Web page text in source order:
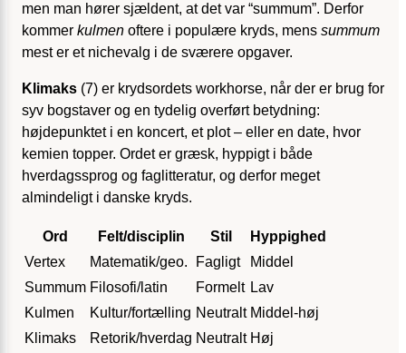
men man hører sjældent, at det var “summum”. Derfor
kommer kulmen oftere i populære kryds, mens summum
mest er et nichevalg i de sværere opgaver.
Klimaks (7) er krydsordets workhorse, når der er brug for
syv bogstaver og en tydelig overført betydning:
højdepunktet i en koncert, et plot – eller en date, hvor
kemien topper. Ordet er græsk, hyppigt i både
hverdagssprog og faglitteratur, og derfor meget
almindeligt i danske kryds.
Ord Felt/disciplin Stil
Hyppighed
Vertex
Matematik/geo. Fagligt
Middel
Summum Filosofi/latin Formelt Lav
Kulmen
Kultur/fortælling Neutralt Middel-høj
Klimaks
Retorik/hverdag Neutralt Høj